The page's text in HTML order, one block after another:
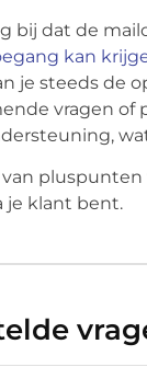
bij dat de
kan
je steeds de
vragen
van
je klant bent.